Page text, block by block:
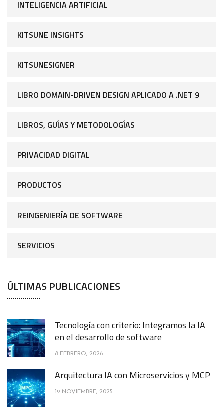
INTELIGENCIA ARTIFICIAL
KITSUNE INSIGHTS
KITSUNESIGNER
LIBRO DOMAIN-DRIVEN DESIGN APLICADO A .NET 9
LIBROS, GUÍAS Y METODOLOGÍAS
PRIVACIDAD DIGITAL
PRODUCTOS
REINGENIERÍA DE SOFTWARE
SERVICIOS
ÚLTIMAS PUBLICACIONES
Tecnología con criterio: Integramos la IA
en el desarrollo de software
8 FEBRERO, 2026
Arquitectura IA con Microservicios y MCP
19 NOVIEMBRE, 2025